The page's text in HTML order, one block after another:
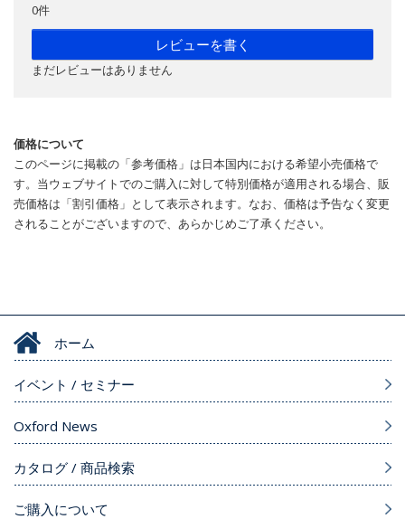
0件
レビューを書く
まだレビューはありません
価格について
このページに掲載の「参考価格」は日本国内における希望小売価格で
す。当ウェブサイトでのご購入に対して特別価格が適用される場合、販
売価格は「割引価格」として表示されます。なお、価格は予告なく変更
されることがございますので、あらかじめご了承ください。
ホーム
イベント / セミナー
Oxford News
カタログ / 商品検索
ご購入について